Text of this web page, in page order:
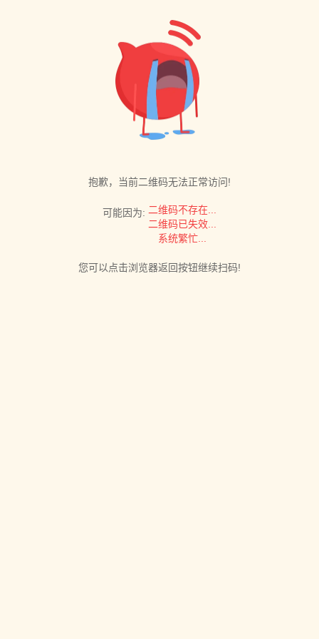
抱歉，当前二维码无法正常访问!
可能因为: 二维码不存在...
二维码已失效...
系统繁忙...
您可以点击浏览器返回按钮继续扫码!